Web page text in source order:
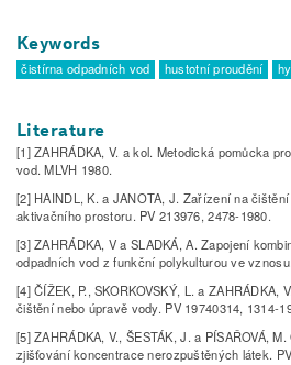
Keywords
čistírna odpadních vod hustotní proudění
Literature
[1] ZAHRÁDKA, V. a kol. Metodická pomůcka
vod. MLVH 1980.
[2] HAINDL, K. a JANOTA, J. Zařízení na
aktivačního prostoru. PV 213976, 2478-1980.
[3] ZAHRÁDKA, V a SLADKÁ, A. Zapojení
odpadních vod z funkční polykulturou ve
[4] ČÍŽEK, P., SKORKOVSKÝ, L. a ZAHRÁDKA,
čištění nebo úpravě vody. PV 19740314, 1314-
[5] ZAHRÁDKA, V., ŠESTÁK, J. a PÍSAŘOVÁ,
zjišťování koncentrace nerozpuštěných látek.